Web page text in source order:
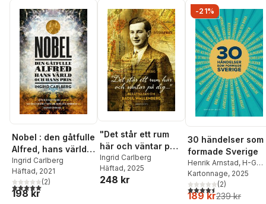
Nobel : den gåtfulle
Alfred, hans värld
och hans pris
Ingrid Carlberg
Häftad, 2021
5,0utav 5 stjärnor. Totalt antal röster:
(2)
198 kr
"Det står ett rum
här och väntar på
dig ..." : berättelsen
om Raoul
Wallenberg
Ingrid Carlberg
Häftad, 2025
248 kr
-21%
30 händelser som
formade Sverige
Henrik Arnstad, H-G
Axberger,Henrik
Berggren,Tomas
Ingrid Carlberg,
Kartonnage, 2025
4,5utav 5 stjärnor.
(2)
189 kr239 kr